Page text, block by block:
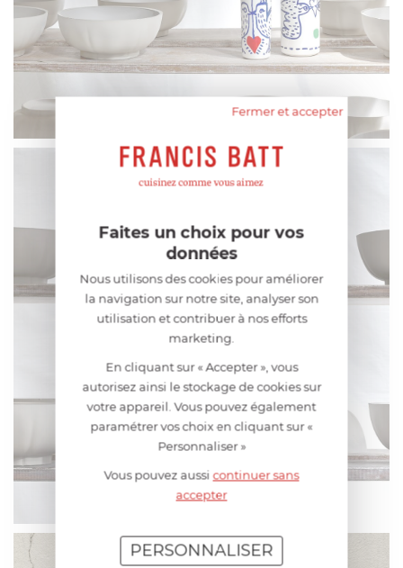
Fermer et accepter
Faites un choix pour vos
données
Nous utilisons des cookies pour améliorer
la navigation sur notre site, analyser son
utilisation et contribuer à nos efforts
marketing.
En cliquant sur « Accepter », vous
autorisez ainsi le stockage de cookies sur
votre appareil. Vous pouvez également
paramétrer vos choix en cliquant sur «
Personnaliser »
Vous pouvez aussicontinuer sans
accepter
PERSONNALISER